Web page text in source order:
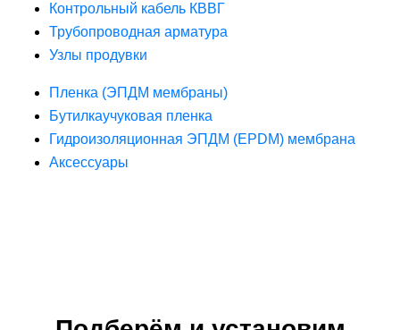
Контрольный кабель КВВГ
Трубопроводная арматура
Узлы продувки
Пленка (ЭПДМ мембраны)
Бутилкаучуковая пленка
Гидроизоляционная ЭПДМ (EPDM) мембрана
Аксессуары